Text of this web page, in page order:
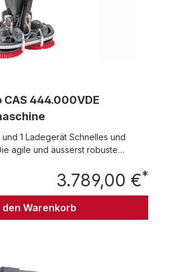
CAS 444.000VDE
1 Ladegerät Schnelles und
agile und äusserst robuste
und Zwischenreinigung. Sie ist Ihr
auf glatten Bodenflächen, ebenso
Dank
Entwickelt für professionelle
3.789,00 €*
den Warenkorb